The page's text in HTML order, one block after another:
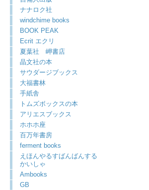
ナナロク社
windchime books
BOOK PEAK
Ecrit エクリ
夏葉社 岬書店
晶文社の本
サウダージブックス
大福書林
手紙舎
トムズボックスの本
アリエスブックス
ホホホ座
百万年書房
ferment books
えほんやるすばんばんする
かいしゃ
Ambooks
GB